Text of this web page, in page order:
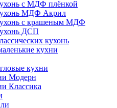
с МДФ плёнкой
МДФ Акрил
с крашеным МДФ
ДСП
кухонь
кухни
кухни
Модерн
Классика